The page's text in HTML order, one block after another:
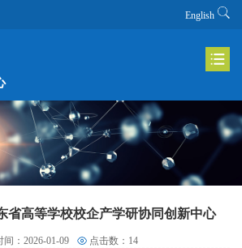
English
省高等学校校企产学研协同创新中心
间：2026-01-09 点击数： 14